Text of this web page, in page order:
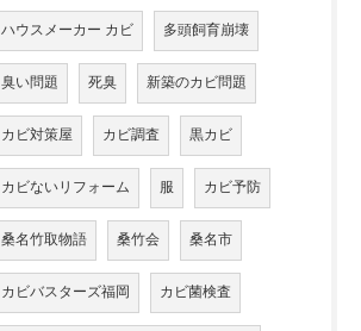
ハウスメーカー カビ 多頭飼育崩壊
臭い問題 死臭 新築のカビ問題
カビ対策屋 カビ調査 黒カビ
カビないリフォーム 服 カビ予防
桑名竹取物語 桑竹会 桑名市
カビバスターズ福岡 カビ菌検査